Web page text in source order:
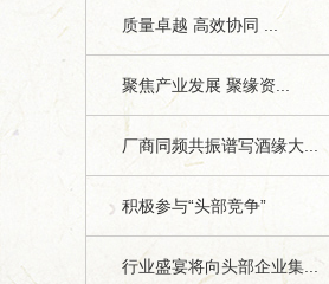
质量卓越 高效协同 ...
聚焦产业发展 聚缘资...
厂商同频共振谱写酒缘大...
积极参与“头部竞争”
行业盛宴将向头部企业集...